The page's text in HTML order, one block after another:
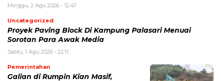
Minggu, 2 Agu 2026 - 12:47
Uncategorized
Proyek Paving Block Di Kampung Palasari Menuai
Sorotan Para Awak Media
Sabtu, 1 Agu 2026 - 22:11
Pemerintahan
Galian di Rumpin Kian Masif,